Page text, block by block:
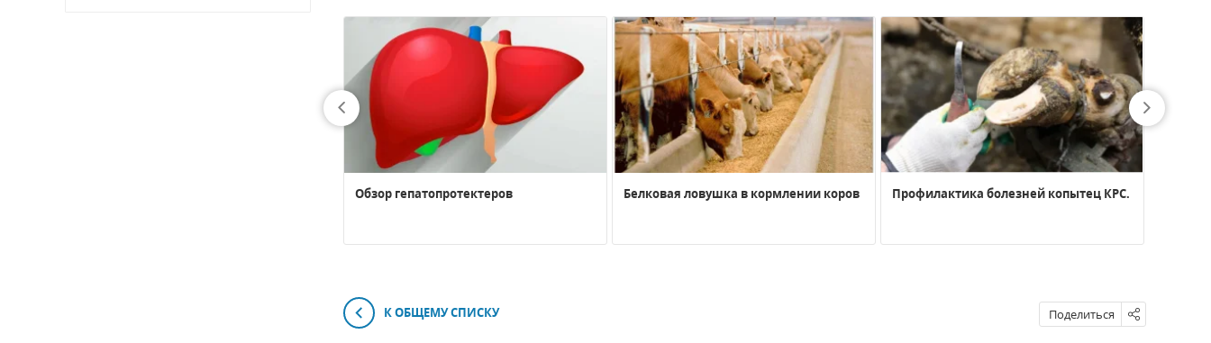
Обзор гепатопротектеров Белковая ловушка в кормлении коров Профилактика болезней копытец КРС.
К ОБЩЕМУ СПИСКУ Поделиться